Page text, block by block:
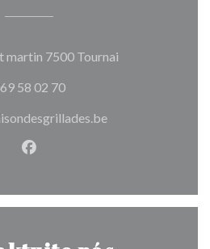
martin 7500 Tournai((otevře se v
58 02 70
Facebook ((otevře se v